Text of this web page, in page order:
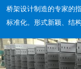
桥架设计制造的专家的
标准化。形式新颖、结